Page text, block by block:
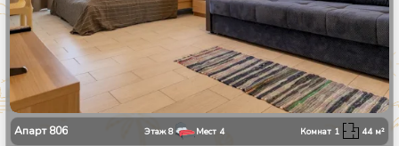
Апарт806 Этаж8 Мест 4 Комнат 1 44м²